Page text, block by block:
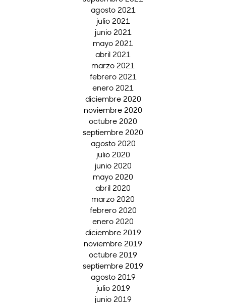
agosto 2021
julio 2021
junio 2021
mayo 2021
abril 2021
marzo 2021
febrero 2021
enero 2021
diciembre 2020
noviembre 2020
octubre 2020
septiembre 2020
agosto 2020
julio 2020
junio 2020
mayo 2020
abril 2020
marzo 2020
febrero 2020
enero 2020
diciembre 2019
noviembre 2019
octubre 2019
septiembre 2019
agosto 2019
julio 2019
junio 2019